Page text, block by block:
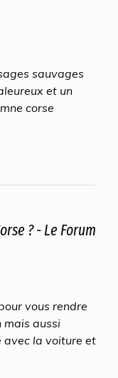
sauvages
et un
corse
? - Le Forum
vous rendre
mais aussi
avec la voiture et